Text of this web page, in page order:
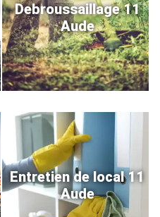
Debroussaillage 11
Aude
Entretien de local 11
Aude